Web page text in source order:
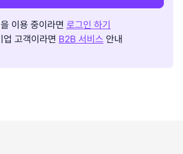
이용 중이라면 로그인 하기
업 고객이라면 B2B 서비스 안내